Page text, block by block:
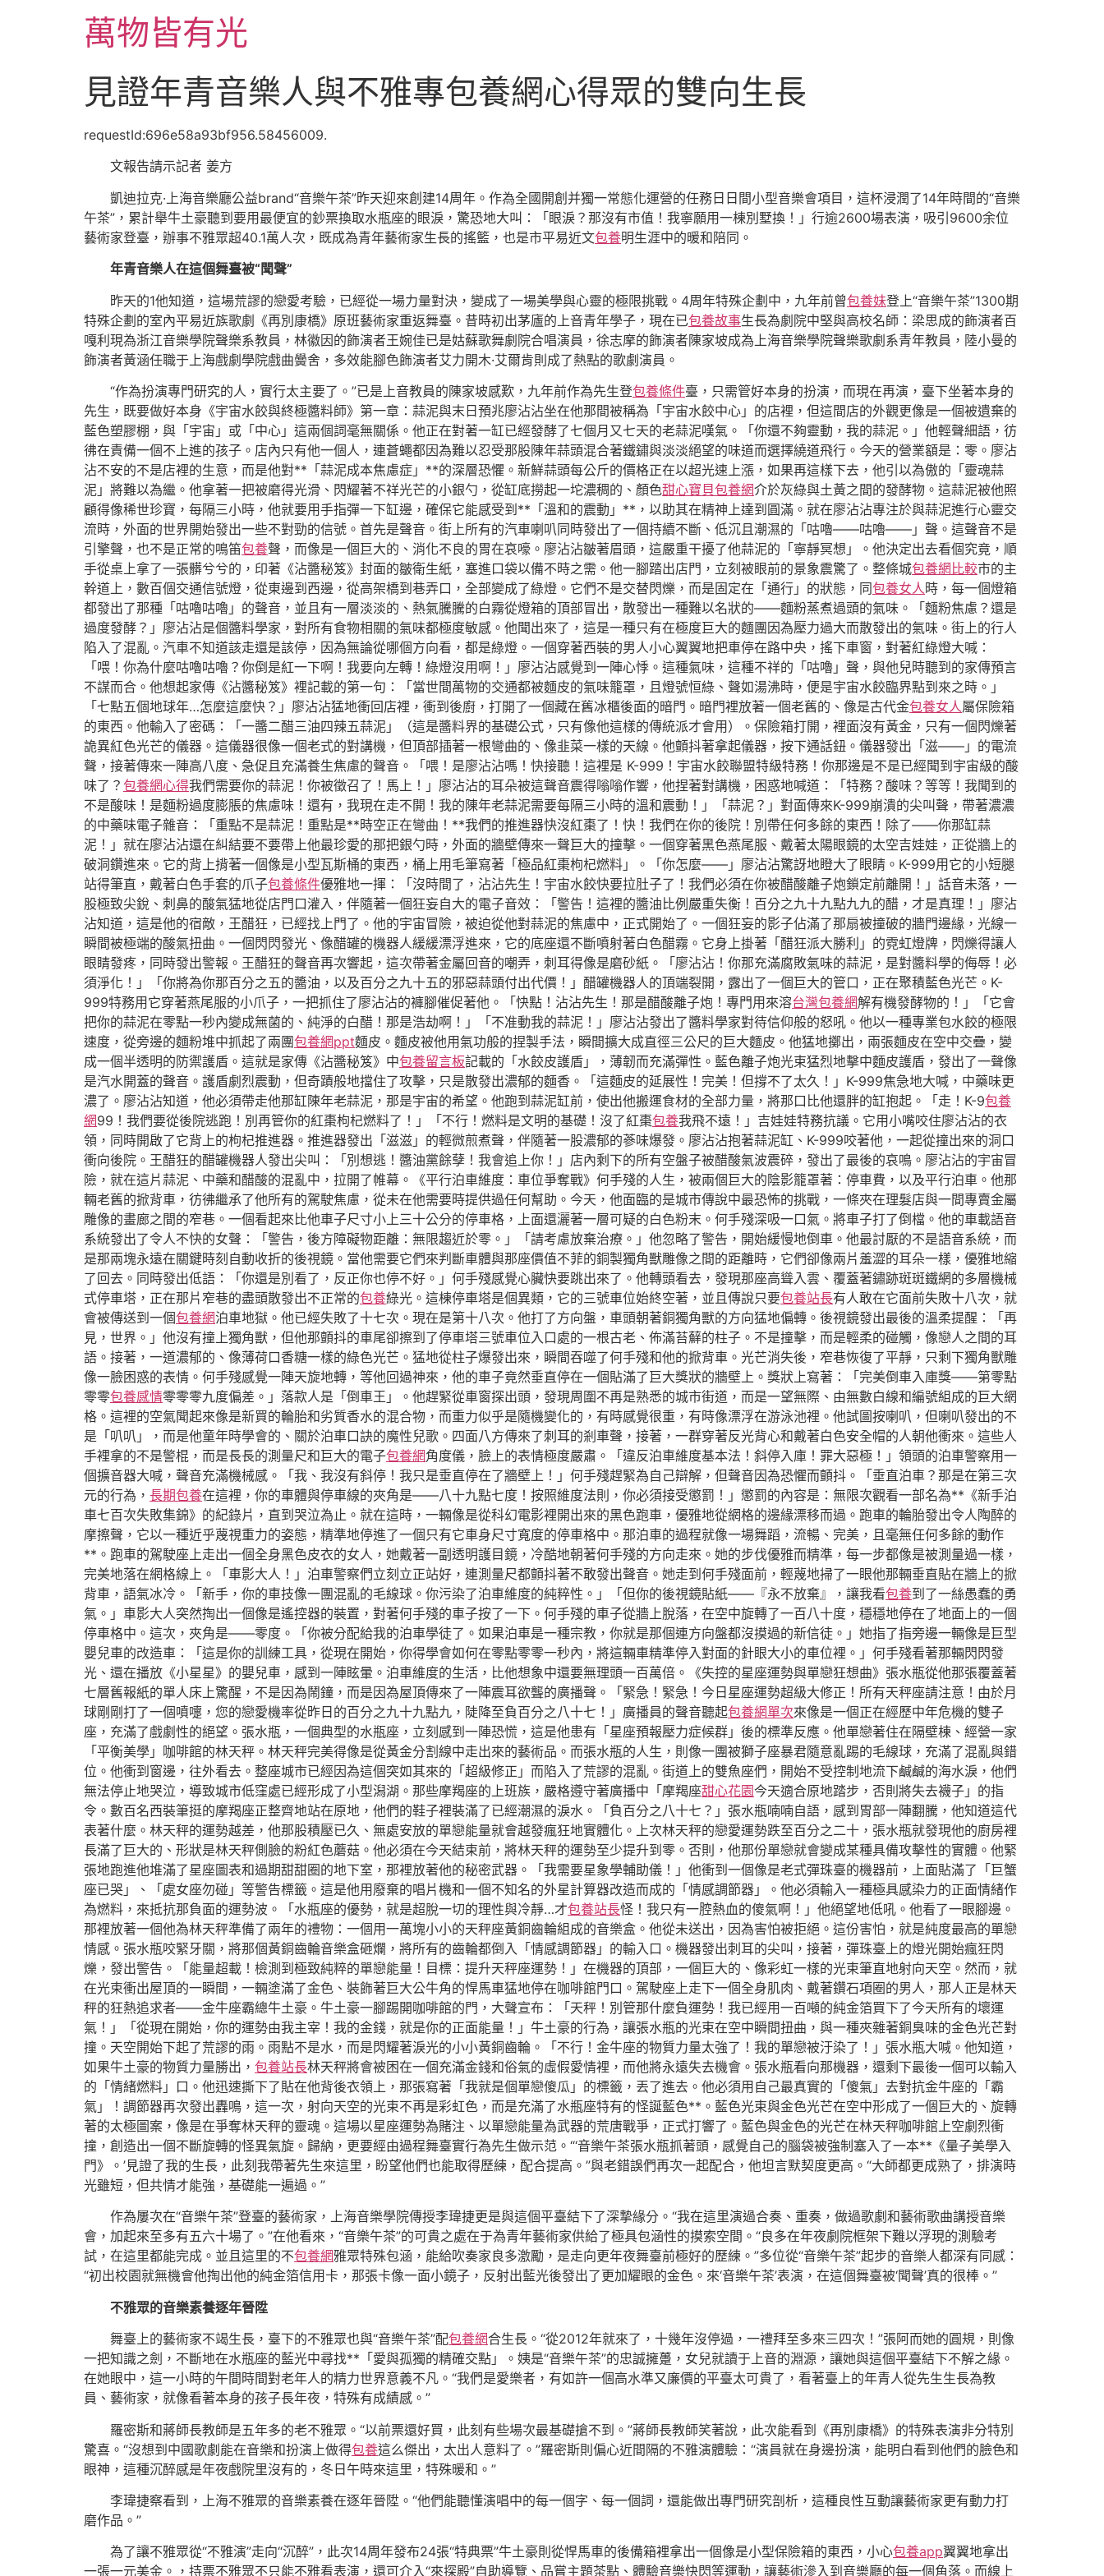
萬物皆有光
見證年青音樂人與不雅專包養網心得眾的雙向生長
requestId:696e58a93bf956.58456009.
文報告請示記者 姜方
凱迪拉克·上海音樂廳公益brand“音樂午茶”昨天迎來創建14周年。作為全國開創并獨一常態化運營的任務日日間小型音樂會項目，這杯浸潤了14年時間的“音樂
午茶”，累計舉牛土豪聽到要用最便宜的鈔票換取水瓶座的眼淚，驚恐地大叫：「眼淚？那沒有市值！我寧願用一棟別墅換！」行逾2600場表演，吸引9600余位
藝術家登臺，辦事不雅眾超40.1萬人次，既成為青年藝術家生長的搖籃，也是市平易近文包養明生涯中的暖和陪同。
年青音樂人在這個舞臺被“聞聲”
昨天的1他知道，這場荒謬的戀愛考驗，已經從一場力量對決，變成了一場美學與心靈的極限挑戰。4周年特殊企劃中，九年前曾包養妹登上“音樂午茶”1300期
特殊企劃的室內平易近族歌劇《再別康橋》原班藝術家重返舞臺。昔時初出茅廬的上音青年學子，現在已包養故事生長為劇院中堅與高校名師：梁思成的飾演者百
嘎利現為浙江音樂學院聲樂系教員，林徽因的飾演者王婉佳已是姑蘇歌舞劇院合唱演員，徐志摩的飾演者陳家坡成為上海音樂學院聲樂歌劇系青年教員，陸小曼的
飾演者黃涵任職于上海戲劇學院戲曲黌舍，多效能腳色飾演者艾力開木·艾爾肯則成了熱點的歌劇演員。
“作為扮演專門研究的人，實行太主要了。”已是上音教員的陳家坡感歎，九年前作為先生登包養條件臺，只需管好本身的扮演，而現在再演，臺下坐著本身的
先生，既要做好本身《宇宙水餃與終極醬料師》第一章：蒜泥與末日預兆廖沾沾坐在他那間被稱為「宇宙水餃中心」的店裡，但這間店的外觀更像是一個被遺棄的
藍色塑膠棚，與「宇宙」或「中心」這兩個詞毫無關係。他正在對著一缸已經發酵了七個月又七天的老蒜泥嘆氣。「你還不夠靈動，我的蒜泥。」他輕聲細語，彷
彿在責備一個不上進的孩子。店內只有他一個人，連蒼蠅都因為難以忍受那股陳年蒜頭混合著鐵鏽與淡淡絕望的味道而選擇繞道飛行。今天的營業額是：零。廖沾
沾不安的不是店裡的生意，而是他對**「蒜泥成本焦慮症」**的深層恐懼。新鮮蒜頭每公斤的價格正在以超光速上漲，如果再這樣下去，他引以為傲的「靈魂蒜
泥」將難以為繼。他拿著一把被磨得光滑、閃耀著不祥光芒的小銀勺，從缸底撈起一坨濃稠的、顏色甜心寶貝包養網介於灰綠與土黃之間的發酵物。這蒜泥被他照
顧得像稀世珍寶，每隔三小時，他就要用手指彈一下缸邊，確保它能感受到**「溫和的震動」**，以助其在精神上達到圓滿。就在廖沾沾專注於與蒜泥進行心靈交
流時，外面的世界開始發出一些不對勁的信號。首先是聲音。街上所有的汽車喇叭同時發出了一個持續不斷、低沉且潮濕的「咕嚕——咕嚕——」聲。這聲音不是
引擎聲，也不是正常的鳴笛包養聲，而像是一個巨大的、消化不良的胃在哀嚎。廖沾沾皺著眉頭，這嚴重干擾了他蒜泥的「寧靜冥想」。他決定出去看個究竟，順
手從桌上拿了一張髒兮兮的，印著《沾醬秘笈》封面的皺衛生紙，塞進口袋以備不時之需。他一腳踏出店門，立刻被眼前的景象震驚了。整條城包養網比較市的主
幹道上，數百個交通信號燈，從東邊到西邊，從高架橋到巷弄口，全部變成了綠燈。它們不是交替閃爍，而是固定在「通行」的狀態，同包養女人時，每一個燈箱
都發出了那種「咕嚕咕嚕」的聲音，並且有一層淡淡的、熱氣騰騰的白霧從燈箱的頂部冒出，散發出一種難以名狀的——麵粉蒸煮過頭的氣味。「麵粉焦慮？還是
過度發酵？」廖沾沾是個醬料學家，對所有食物相關的氣味都極度敏感。他聞出來了，這是一種只有在極度巨大的麵團因為壓力過大而散發出的氣味。街上的行人
陷入了混亂。汽車不知道該走還是該停，因為無論從哪個方向看，都是綠燈。一個穿著西裝的男人小心翼翼地把車停在路中央，搖下車窗，對著紅綠燈大喊：
「喂！你為什麼咕嚕咕嚕？你倒是紅一下啊！我要向左轉！綠燈沒用啊！」廖沾沾感覺到一陣心悸。這種氣味，這種不祥的「咕嚕」聲，與他兒時聽到的家傳預言
不謀而合。他想起家傳《沾醬秘笈》裡記載的第一句：「當世間萬物的交通都被麵皮的氣味籠罩，且燈號恒綠、聲如湯沸時，便是宇宙水餃臨界點到來之時。」
「七點五個地球年…怎麼這麼快？」廖沾沾猛地衝回店裡，衝到後廚，打開了一個藏在舊冰櫃後面的暗門。暗門裡放著一個老舊的、像是古代金包養女人屬保險箱
的東西。他輸入了密碼：「一醬二醋三油四辣五蒜泥」（這是醬料界的基礎公式，只有像他這樣的傳統派才會用）。保險箱打開，裡面沒有黃金，只有一個閃爍著
詭異紅色光芒的儀器。這儀器很像一個老式的對講機，但頂部插著一根彎曲的、像韭菜一樣的天線。他顫抖著拿起儀器，按下通話鈕。儀器發出「滋——」的電流
聲，接著傳來一陣高八度、急促且充滿養生焦慮的聲音。「喂！是廖沾沾嗎！快接聽！這裡是 K-999！宇宙水餃聯盟特級特務！你那邊是不是已經聞到宇宙級的酸
味了？ 包養網心得我們需要你的蒜泥！你被徵召了！馬上！」廖沾沾的耳朵被這聲音震得嗡嗡作響，他捏著對講機，困惑地喊道：「特務？酸味？等等！我聞到的
不是酸味！是麵粉過度膨脹的焦慮味！還有，我現在走不開！我的陳年老蒜泥需要每隔三小時的溫和震動！」「蒜泥？」對面傳來K-999崩潰的尖叫聲，帶著濃濃
的中藥味電子雜音：「重點不是蒜泥！重點是**時空正在彎曲！**我們的推進器快沒紅棗了！快！我們在你的後院！別帶任何多餘的東西！除了——你那缸蒜
泥！」就在廖沾沾還在糾結要不要帶上他最珍愛的那把銀勺時，外面的牆壁傳來一聲巨大的撞擊。一個穿著黑色燕尾服、戴著太陽眼鏡的太空吉娃娃，正從牆上的
破洞鑽進來。它的背上揹著一個像是小型瓦斯桶的東西，桶上用毛筆寫著「極品紅棗枸杞燃料」。「你怎麼——」廖沾沾驚訝地瞪大了眼睛。K-999用它的小短腿
站得筆直，戴著白色手套的爪子包養條件優雅地一揮：「沒時間了，沾沾先生！宇宙水餃快要拉肚子了！我們必須在你被醋酸離子炮鎖定前離開！」話音未落，一
股極致尖銳、刺鼻的酸氣猛地從店門口灌入，伴隨著一個狂妄自大的電子音效：「警告！這裡的醬油比例嚴重失衡！百分之九十九點九九的醋，才是真理！」廖沾
沾知道，這是他的宿敵，王醋狂，已經找上門了。他的宇宙冒險，被迫從他對蒜泥的焦慮中，正式開始了。一個狂妄的影子佔滿了那扇被撞破的牆門邊緣，光線一
瞬間被極端的酸氣扭曲。一個閃閃發光、像醋罐的機器人緩緩漂浮進來，它的底座還不斷噴射著白色醋霧。它身上掛著「醋狂派大勝利」的霓虹燈牌，閃爍得讓人
眼睛發疼，同時發出警報。王醋狂的聲音再次響起，這次帶著金屬回音的嘲弄，刺耳得像是磨砂紙。「廖沾沾！你那充滿腐敗氣味的蒜泥，是對醬料學的侮辱！必
須淨化！」「你將為你那百分之五的醬油，以及百分之九十五的邪惡蒜頭付出代價！」醋罐機器人的頂端裂開，露出了一個巨大的管口，正在聚積藍色光芒。K-
999特務用它穿著燕尾服的小爪子，一把抓住了廖沾沾的褲腳催促著他。「快點！沾沾先生！那是醋酸離子炮！專門用來溶台灣包養網解有機發酵物的！」「它會
把你的蒜泥在零點一秒內變成無菌的、純淨的白醋！那是浩劫啊！」「不准動我的蒜泥！」廖沾沾發出了醬料學家對待信仰般的怒吼。他以一種專業包水餃的極限
速度，從旁邊的麵粉堆中抓起了兩團包養網ppt麵皮。麵皮被他用氣功般的捏製手法，瞬間擴大成直徑三公尺的巨大麵皮。他猛地擲出，兩張麵皮在空中交疊，變
成一個半透明的防禦護盾。這就是家傳《沾醬秘笈》中包養留言板記載的「水餃皮護盾」，薄韌而充滿彈性。藍色離子炮光束猛烈地擊中麵皮護盾，發出了一聲像
是汽水開蓋的聲音。護盾劇烈震動，但奇蹟般地擋住了攻擊，只是散發出濃郁的麵香。「這麵皮的延展性！完美！但撐不了太久！」K-999焦急地大喊，中藥味更
濃了。廖沾沾知道，他必須帶走他那缸陳年老蒜泥，那是宇宙的希望。他跑到蒜泥缸前，使出他搬運食材的全部力量，將那口比他還胖的缸抱起。「走！K-9包養
網99！我們要從後院逃跑！別再管你的紅棗枸杞燃料了！」「不行！燃料是文明的基礎！沒了紅棗包養我飛不遠！」吉娃娃特務抗議。它用小嘴咬住廖沾沾的衣
領，同時開啟了它背上的枸杞推進器。推進器發出「滋滋」的輕微煎煮聲，伴隨著一股濃郁的蔘味爆發。廖沾沾抱著蒜泥缸、K-999咬著他，一起從撞出來的洞口
衝向後院。王醋狂的醋罐機器人發出尖叫：「別想逃！醬油黨餘孽！我會追上你！」店內剩下的所有空盤子被醋酸氣波震碎，發出了最後的哀鳴。廖沾沾的宇宙冒
險，就在這片蒜泥、中藥和醋酸的混亂中，拉開了帷幕。《平行泊車維度：車位爭奪戰》何手殘的人生，被兩個巨大的陰影籠罩著：停車費，以及平行泊車。他那
輛老舊的掀背車，彷彿繼承了他所有的駕駛焦慮，從未在他需要時提供過任何幫助。今天，他面臨的是城市傳說中最恐怖的挑戰，一條夾在理髮店與一間專賣金屬
雕像的畫廊之間的窄巷。一個看起來比他車子尺寸小上三十公分的停車格，上面還灑著一層可疑的白色粉末。何手殘深吸一口氣。將車子打了倒檔。他的車載語音
系統發出了令人不快的女聲：「警告，後方障礙物距離：無限趨近於零。」「請考慮放棄治療。」他忽略了警告，開始緩慢地倒車。他最討厭的不是語音系統，而
是那兩塊永遠在關鍵時刻自動收折的後視鏡。當他需要它們來判斷車體與那座價值不菲的銅製獨角獸雕像之間的距離時，它們卻像兩片羞澀的耳朵一樣，優雅地縮
了回去。同時發出低語：「你還是別看了，反正你也停不好。」何手殘感覺心臟快要跳出來了。他轉頭看去，發現那座高聳入雲、覆蓋著鏽跡斑斑鐵網的多層機械
式停車塔，正在那片窄巷的盡頭散發出不正常的包養綠光。這棟停車塔是個異類，它的三號車位始終空著，並且傳說只要包養站長有人敢在它面前失敗十八次，就
會被傳送到一個包養網泊車地獄。他已經失敗了十七次。現在是第十八次。他打了方向盤，車頭朝著銅獨角獸的方向猛地偏轉。後視鏡發出最後的溫柔提醒：「再
見，世界。」他沒有撞上獨角獸，但他那顫抖的車尾卻擦到了停車塔三號車位入口處的一根古老、佈滿苔蘚的柱子。不是撞擊，而是輕柔的碰觸，像戀人之間的耳
語。接著，一道濃郁的、像薄荷口香糖一樣的綠色光芒。猛地從柱子爆發出來，瞬間吞噬了何手殘和他的掀背車。光芒消失後，窄巷恢復了平靜，只剩下獨角獸雕
像一臉困惑的表情。何手殘感覺一陣天旋地轉，等他回過神來，他的車子竟然垂直停在一個貼滿了巨大獎狀的牆壁上。獎狀上寫著：「完美倒車入庫獎——第零點
零零包養感情零零零九度偏差。」落款人是「倒車王」。他趕緊從車窗探出頭，發現周圍不再是熟悉的城市街道，而是一望無際、由無數白線和編號組成的巨大網
格。這裡的空氣聞起來像是新買的輪胎和劣質香水的混合物，而重力似乎是隨機變化的，有時感覺很重，有時像漂浮在游泳池裡。他試圖按喇叭，但喇叭發出的不
是「叭叭」，而是他童年時學會的、關於泊車口訣的魔性兒歌。四面八方傳來了刺耳的剎車聲，接著，一群穿著反光背心和戴著白色安全帽的人朝他衝來。這些人
手裡拿的不是警棍，而是長長的測量尺和巨大的電子包養網角度儀，臉上的表情極度嚴肅。「違反泊車維度基本法！斜停入庫！罪大惡極！」領頭的泊車警察用一
個擴音器大喊，聲音充滿機械感。「我、我沒有斜停！我只是垂直停在了牆壁上！」何手殘趕緊為自己辯解，但聲音因為恐懼而顫抖。「垂直泊車？那是在第三次
元的行為， 長期包養在這裡，你的車體與停車線的夾角是——八十九點七度！按照維度法則，你必須接受懲罰！」懲罰的內容是：無限次觀看一部名為**《新手泊
車七百次失敗集錦》的紀錄片，直到哭泣為止。就在這時，一輛像是從科幻電影裡開出來的黑色跑車，優雅地從網格的邊緣漂移而過。跑車的輪胎發出令人陶醉的
摩擦聲，它以一種近乎蔑視重力的姿態，精準地停進了一個只有它車身尺寸寬度的停車格中。那泊車的過程就像一場舞蹈，流暢、完美，且毫無任何多餘的動作
**。跑車的駕駛座上走出一個全身黑色皮衣的女人，她戴著一副透明護目鏡，冷酷地朝著何手殘的方向走來。她的步伐優雅而精準，每一步都像是被測量過一樣，
完美地落在網格線上。「車影大人！」泊車警察們立刻立正站好，連測量尺都顫抖著不敢發出聲音。她走到何手殘面前，輕蔑地掃了一眼他那輛垂直貼在牆上的掀
背車，語氣冰冷。「新手，你的車技像一團混亂的毛線球。你污染了泊車維度的純粹性。」「但你的後視鏡貼紙——『永不放棄』，讓我看包養到了一絲愚蠢的勇
氣。」車影大人突然掏出一個像是遙控器的裝置，對著何手殘的車子按了一下。何手殘的車子從牆上脫落，在空中旋轉了一百八十度，穩穩地停在了地面上的一個
停車格中。這次，夾角是——零度。「你被分配給我的泊車學徒了。如果泊車是一種宗教，你就是那個連方向盤都沒摸過的新信徒。」她指了指旁邊一輛像是巨型
嬰兒車的改造車：「這是你的訓練工具，從現在開始，你得學會如何在零點零零一秒內，將這輛車精準停入對面的針眼大小的車位裡。」何手殘看著那輛閃閃發
光、還在播放《小星星》的嬰兒車，感到一陣眩暈。泊車維度的生活，比他想象中還要無理頭一百萬倍。《失控的星座運勢與單戀狂想曲》張水瓶從他那張覆蓋著
七層舊報紙的單人床上驚醒，不是因為鬧鐘，而是因為屋頂傳來了一陣震耳欲聾的廣播聲。「緊急！緊急！今日星座運勢超級大修正！所有天秤座請注意！由於月
球剛剛打了一個噴嚏，您的戀愛機率從昨日的百分之九十九點九，陡降至負百分之八十七！」廣播員的聲音聽起包養網單次來像是一個正在經歷中年危機的雙子
座，充滿了戲劇性的絕望。張水瓶，一個典型的水瓶座，立刻感到一陣恐慌，這是他患有「星座預報壓力症候群」後的標準反應。他單戀著住在隔壁棟、經營一家
「平衡美學」咖啡館的林天秤。林天秤完美得像是從黃金分割線中走出來的藝術品。而張水瓶的人生，則像一團被獅子座暴君隨意亂踢的毛線球，充滿了混亂與錯
位。他衝到窗邊，往外看去。整座城市已經因為這個突如其來的「超級修正」而陷入了荒謬的混亂。街道上的雙魚座們，開始不受控制地流下鹹鹹的海水淚，他們
無法停止地哭泣，導致城市低窪處已經形成了小型潟湖。那些摩羯座的上班族，嚴格遵守著廣播中「摩羯座甜心花園今天適合原地踏步，否則將失去襪子」的指
令。數百名西裝筆挺的摩羯座正整齊地站在原地，他們的鞋子裡裝滿了已經潮濕的淚水。「負百分之八十七？」張水瓶喃喃自語，感到胃部一陣翻騰，他知道這代
表著什麼。林天秤的運勢越差，他那股積壓已久、無處安放的單戀能量就會越發瘋狂地實體化。上次林天秤的戀愛運勢跌至百分之二十，張水瓶就發現他的廚房裡
長滿了巨大的、形狀是林天秤側臉的粉紅色蘑菇。他必須在今天結束前，將林天秤的運勢至少提升到零。否則，他那份單戀就會變成某種具備攻擊性的實體。他緊
張地跑進他堆滿了星座圖表和過期甜甜圈的地下室，那裡放著他的秘密武器。「我需要星象學輔助儀！」他衝到一個像是老式彈珠臺的機器前，上面貼滿了「巨蟹
座已哭」、「處女座勿碰」等警告標籤。這是他用廢棄的唱片機和一個不知名的外星計算器改造而成的「情感調節器」。他必須輸入一種極具感染力的正面情緒作
為燃料，來抵抗那負面的運勢波。「水瓶座的優勢，就是超脫一切的理性與冷靜…才包養站長怪！我只有一腔熱血的傻氣啊！」他絕望地低吼。他看了一眼腳邊。
那裡放著一個他為林天秤準備了兩年的禮物：一個用一萬塊小小的天秤座黃銅齒輪組成的音樂盒。他從未送出，因為害怕被拒絕。這份害怕，就是純度最高的單戀
情感。張水瓶咬緊牙關，將那個黃銅齒輪音樂盒砸爛，將所有的齒輪都倒入「情感調節器」的輸入口。機器發出刺耳的尖叫，接著，彈珠臺上的燈光開始瘋狂閃
爍，發出警告。「能量超載！檢測到極致純粹的單戀能量！目標：提升天秤座運勢！」在機器的頂部，一個巨大的、像彩虹一樣的光束筆直地射向天空。然而，就
在光束衝出屋頂的一瞬間，一輛塗滿了金色、裝飾著巨大公牛角的悍馬車猛地停在咖啡館門口。駕駛座上走下一個全身肌肉、戴著鑽石項圈的男人，那人正是林天
秤的狂熱追求者——金牛座霸總牛土豪。牛土豪一腳踢開咖啡館的門，大聲宣布：「天秤！別管那什麼負運勢！我已經用一百噸的純金箔買下了今天所有的壞運
氣！」「從現在開始，你的運勢由我主宰！我的金錢，就是你的正面能量！」牛土豪的行為，讓張水瓶的光束在空中瞬間扭曲，與一種夾雜著銅臭味的金色光芒對
撞。天空開始下起了荒謬的雨。雨點不是水，而是閃耀著淚光的小小黃銅齒輪。「不行！金牛座的物質力量太強了！我的單戀被汙染了！」張水瓶大喊。他知道，
如果牛土豪的物質力量勝出， 包養站長林天秤將會被困在一個充滿金錢和俗氣的虛假愛情裡，而他將永遠失去機會。張水瓶看向那機器，還剩下最後一個可以輸入
的「情緒燃料」口。他迅速撕下了貼在他背後衣領上，那張寫著「我就是個單戀傻瓜」的標籤，丟了進去。他必須用自己最真實的「傻氣」去對抗金牛座的「霸
氣」！調節器再次發出轟鳴，這一次，射向天空的光束不再是彩虹色，而是充滿了水瓶座特有的怪誕藍色**。藍色光束與金色光芒在空中形成了一個巨大的、旋轉
著的太極圖案，像是在爭奪林天秤的靈魂。這場以星座運勢為賭注、以單戀能量為武器的荒唐戰爭，正式打響了。藍色與金色的光芒在林天秤咖啡館上空劇烈衝
撞，創造出一個不斷旋轉的怪異氣旋。歸納，更要經由過程舞臺實行為先生做示范。“‘音樂午茶張水瓶抓著頭，感覺自己的腦袋被強制塞入了一本**《量子美學入
門》。’見證了我的生長，此刻我帶著先生來這里，盼望他們也能取得歷練，配合提高。”與老錯誤們再次一起配合，他坦言默契度更高。“大師都更成熟了，排演時
光雖短，但共情才能強，基礎能一遍過。”
作為屢次在“音樂午茶”登臺的藝術家，上海音樂學院傳授李瑋捷更是與這個平臺結下了深摯緣分。“我在這里演過合奏、重奏，做過歌劇和藝術歌曲講授音樂
會，加起來至多有五六十場了。”在他看來，“音樂午茶”的可貴之處在于為青年藝術家供給了極具包涵性的摸索空間。“良多在年夜劇院框架下難以浮現的測驗考
試，在這里都能完成。並且這里的不包養網雅眾特殊包涵，能給吹奏家良多激勵，是走向更年夜舞臺前極好的歷練。”多位從“音樂午茶”起步的音樂人都深有同感：
“初出校園就無機會他掏出他的純金箔信用卡，那張卡像一面小鏡子，反射出藍光後發出了更加耀眼的金色。來‘音樂午茶’表演，在這個舞臺被‘聞聲’真的很棒。”
不雅眾的音樂素養逐年晉陞
舞臺上的藝術家不竭生長，臺下的不雅眾也與“音樂午茶”配包養網合生長。“從2012年就來了，十幾年沒停過，一禮拜至多來三四次！”張阿而她的圓規，則像
一把知識之劍，不斷地在水瓶座的藍光中尋找**「愛與孤獨的精確交點」。姨是“音樂午茶”的忠誠擁躉，女兒就讀于上音的淵源，讓她與這個平臺結下不解之緣。
在她眼中，這一小時的午間時間對老年人的精力世界意義不凡。“我們是愛樂者，有如許一個高水準又廉價的平臺太可貴了，看著臺上的年青人從先生生長為教
員、藝術家，就像看著本身的孩子長年夜，特殊有成績感。”
羅密斯和蔣師長教師是五年多的老不雅眾。“以前票還好買，此刻有些場次最基礎搶不到。”蔣師長教師笑著說，此次能看到《再別康橋》的特殊表演非分特別
驚喜。“沒想到中國歌劇能在音樂和扮演上做得包養這么傑出，太出人意料了。”羅密斯則偏心近間隔的不雅演體驗：“演員就在身邊扮演，能明白看到他們的臉色和
眼神，這種沉醉感是年夜戲院里沒有的，冬日午時來這里，特殊暖和。”
李瑋捷察看到，上海不雅眾的音樂素養在逐年晉陞。“他們能聽懂演唱中的每一個字、每一個詞，還能做出專門研究剖析，這種良性互動讓藝術家更有動力打
磨作品。”
為了讓不雅眾從“不雅演”走向“沉醉”，此次14周年發布24張“特典票”牛土豪則從悍馬車的後備箱裡拿出一個像是小型保險箱的東西，小心包養app翼翼地拿出
一張一元美金。，持票不雅眾不只能不雅看表演，還可介入“來探殿”自助導覽、品嘗主題茶點、體驗音樂快閃等運動，讓藝術滲入到音樂廳的每一個角落。而線上